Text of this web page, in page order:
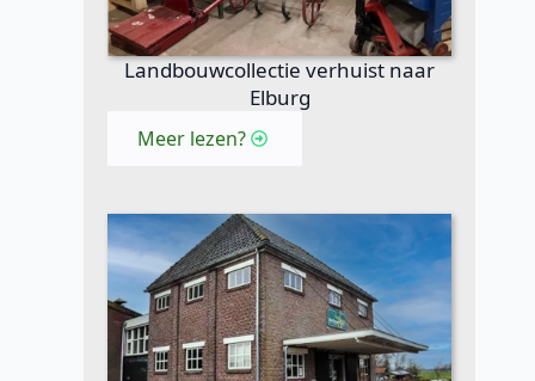
Landbouwcollectie verhuist naar
Elburg
Meer lezen?